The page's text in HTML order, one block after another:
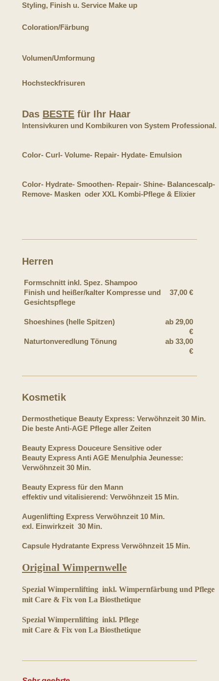
Styling, Finish u. Service Make up
Coloration/Färbung
Volumen/Umformung
Hochsteckfrisuren
Das BESTE für Ihr Haar
Intensivkuren und Kombikuren von System Professional.
Color- Curl- Volume- Repair- Hydate- Emulsion
Color- Hydrate- Smoothen- Repair- Shine- Balancescalp-
Remove- Masken oder XXL Kombi-Pflege & Elixier
Herren
Formschnitt inkl. Spez. Shampoo
Finish und heißer/kalter Kompresse und
Gesichtspflege
37,00 €
Shoeshines (helle Spitzen)
ab 29,00
€
Naturtonveredlung Tönung
ab 33,00
€
Kosmetik
Dermosthetique Beauty Express: Verwöhnzeit 30 Min.
Die beste Anti-AGE Pflege aller
Beauty Express Douceure Sensitive oder
Beauty Express Anti AGE Menulphia Jeunesse:
Verwöhnzeit 30 Min.
Beauty Express für den Mann
effektiv und vitalisierend: Verwöhnzeit 15
Augenlifting Express Verwöhnzeit 10 Min.
exl. Einwirkzeit 30 Min.
Capsule Hydratante Express Verwöhnzeit 15
Original Wimpernwelle
Spezial Wimpernlifting inkl. Wimpernfärbung und
mit Care & Fix von La Biosthetique
Spezial Wimpernlifting inkl. Pflege
mit Care & Fix von La Biosthetique